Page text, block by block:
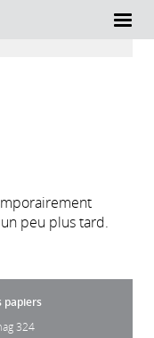
peu plus tard.
papiers
324